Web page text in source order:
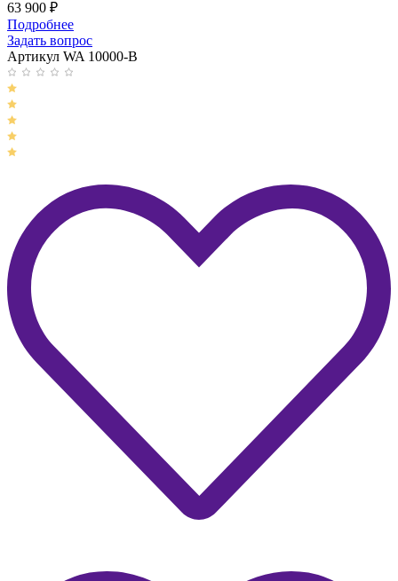
63 900 ₽
Подробнее
Задать вопрос
Артикул WA 10000-B